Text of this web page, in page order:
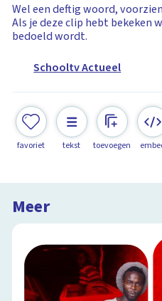
Wel een deftig woord,
Als je deze clip hebt bekeken
bedoeld wordt.
Schooltv Actueel
favoriet tekst toevoegen
Meer